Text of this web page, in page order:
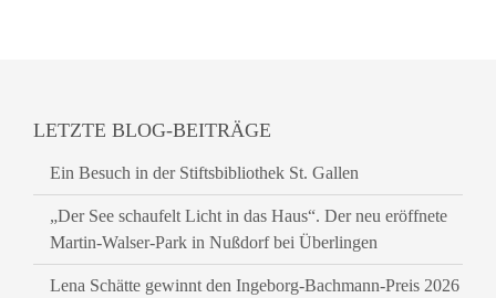
LETZTE BLOG-BEITRÄGE
Ein Besuch in der Stiftsbibliothek St. Gallen
„Der See schaufelt Licht in das Haus“. Der neu eröffnete
Martin-Walser-Park in Nußdorf bei Überlingen
Lena Schätte gewinnt den Ingeborg-Bachmann-Preis 2026